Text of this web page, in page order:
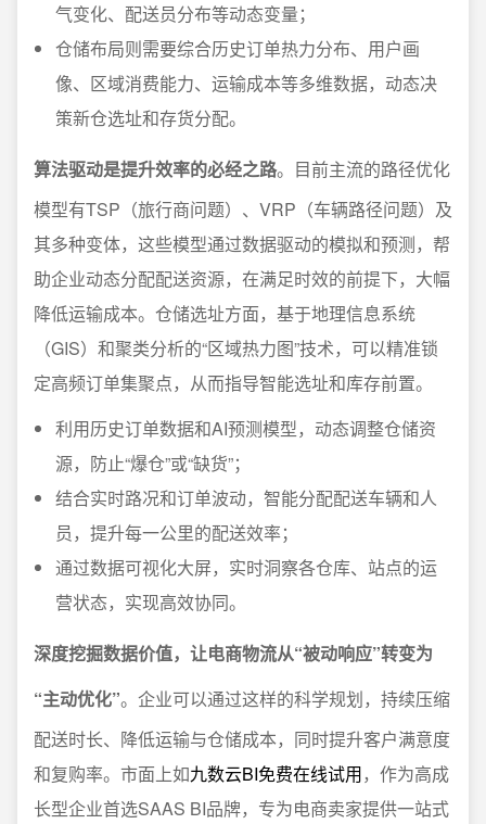
气变化、配送员分布等动态变量；
仓储布局则需要综合历史订单热力分布、用户画
像、区域消费能力、运输成本等多维数据，动态决
策新仓选址和存货分配。
算法驱动是提升效率的必经之路。目前主流的路径优化
模型有TSP（旅行商问题）、VRP（车辆路径问题）及
其多种变体，这些模型通过数据驱动的模拟和预测，帮
助企业动态分配配送资源，在满足时效的前提下，大幅
降低运输成本。仓储选址方面，基于地理信息系统
（GIS）和聚类分析的“区域热力图”技术，可以精准锁
定高频订单集聚点，从而指导智能选址和库存前置。
利用历史订单数据和AI预测模型，动态调整仓储资
源，防止“爆仓”或“缺货”；
结合实时路况和订单波动，智能分配配送车辆和人
员，提升每一公里的配送效率；
通过数据可视化大屏，实时洞察各仓库、站点的运
营状态，实现高效协同。
深度挖掘数据价值，让电商物流从“被动响应”转变为
“主动优化”。企业可以通过这样的科学规划，持续压缩
配送时长、降低运输与仓储成本，同时提升客户满意度
和复购率。市面上如九数云BI免费在线试用，作为高成
长型企业首选SAAS BI品牌，专为电商卖家提供一站式